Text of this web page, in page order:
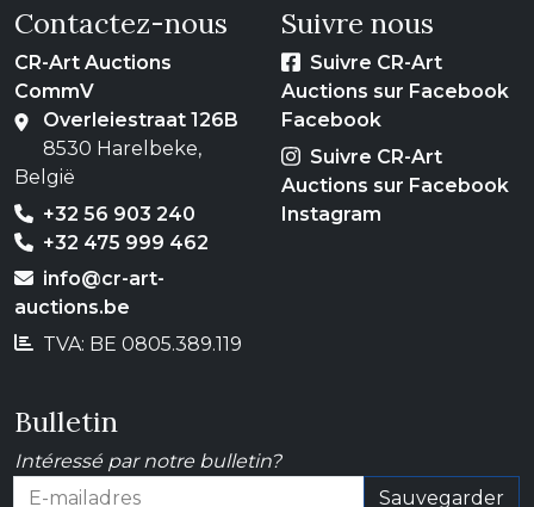
Contactez-nous
CR-Art Auctions
CommV
Overleiestraat 126B
8530 Harelbeke,
België
+32 56 903 240
+32 475 999 462
info@cr-art-
auctions.be
TVA: BE 0805.389.119
Suivre nous
Suivre CR-Art
Auctions sur Facebook
Facebook
Suivre CR-Art
Auctions sur Facebook
Instagram
Bulletin
Intéressé par notre bulletin?
Sauvegarder